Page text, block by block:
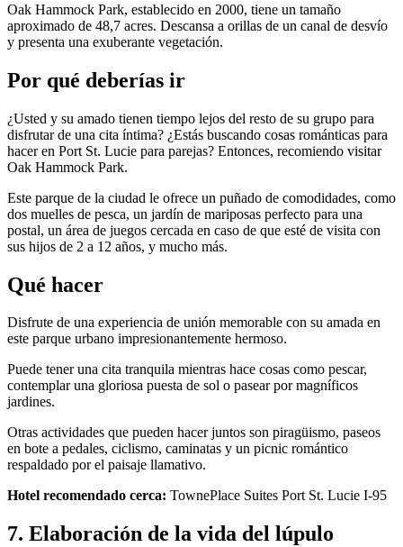
Oak Hammock Park, establecido en 2000, tiene un tamaño
aproximado de 48,7 acres. Descansa a orillas de un canal de desvío
y presenta una exuberante vegetación.
Por qué deberías ir
¿Usted y su amado tienen tiempo lejos del resto de su grupo para
disfrutar de una cita íntima? ¿Estás buscando cosas románticas para
hacer en Port St. Lucie para parejas? Entonces, recomiendo visitar
Oak Hammock Park.
Este parque de la ciudad le ofrece un puñado de comodidades, como
dos muelles de pesca, un jardín de mariposas perfecto para una
postal, un área de juegos cercada en caso de que esté de visita con
sus hijos de 2 a 12 años, y mucho más.
Qué hacer
Disfrute de una experiencia de unión memorable con su amada en
este parque urbano impresionantemente hermoso.
Puede tener una cita tranquila mientras hace cosas como pescar,
contemplar una gloriosa puesta de sol o pasear por magníficos
jardines.
Otras actividades que pueden hacer juntos son piragüismo, paseos
en bote a pedales, ciclismo, caminatas y un picnic romántico
respaldado por el paisaje llamativo.
Hotel recomendado cerca: TownePlace Suites Port St. Lucie I-95
7. Elaboración de la vida del lúpulo